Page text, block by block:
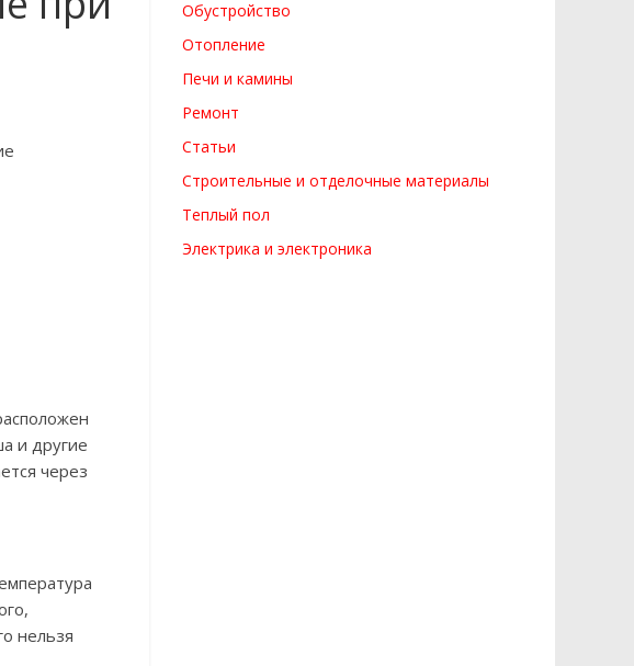
и другие
через
нельзя
Обустройство
Отопление
Печи и камины
Ремонт
Статьи
Строительные и отделочные материалы
Теплый пол
Электрика и электроника